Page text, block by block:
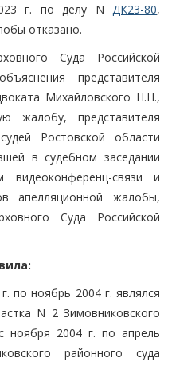
г. по делу N ДК23-80,
отказано.
Суда Российской
представителя
Михайловского Н.Н.,
жалобу, представителя
Ростовской области
в судебном заседании
видеоконференц-связи и
апелляционной жалобы,
Суда Российской
по ноябрь 2004 г. являлся
N 2 Зимовниковского
ноября 2004 г. по апрель
районного суда